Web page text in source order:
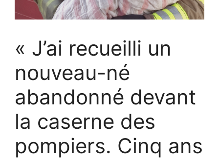
« J’ai recueilli un
nouveau-né
abandonné devant
la caserne des
pompiers. Cinq ans